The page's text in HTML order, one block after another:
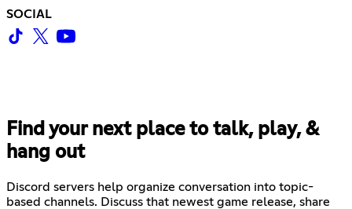
SOCIAL
Find your next place to talk, play, &
hang out
Discord servers help organize conversation into topic-
based channels. Discuss that newest game release, share